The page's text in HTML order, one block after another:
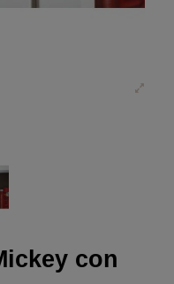
con